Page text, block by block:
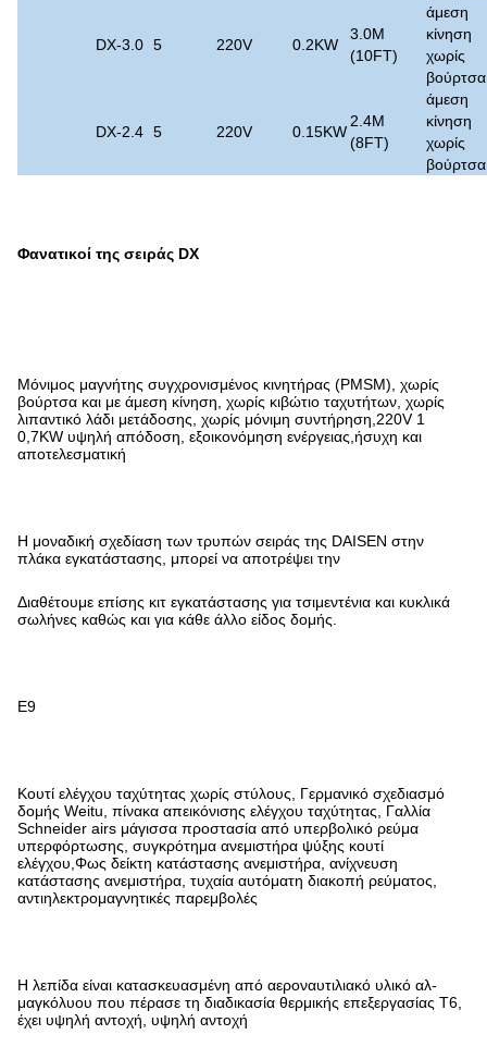
DX-3.0 5 220V 0.2KW
3.0M
(10FT)
άμεση
κίνηση
χωρίς
βούρτσα
DX-2.4 5 220V 0.15KW
2.4M
(8FT)
άμεση
κίνηση
χωρίς
βούρτσα
Φανατικοί της σειράς DX
Μόνιμος μαγνήτης συγχρονισμένος κινητήρας (PMSM), χωρίς
βούρτσα και με άμεση κίνηση, χωρίς κιβώτιο ταχυτήτων, χωρίς
λιπαντικό λάδι μετάδοσης, χωρίς μόνιμη συντήρηση,220V 1
0,7KW υψηλή απόδοση, εξοικονόμηση ενέργειας,ήσυχη και
αποτελεσματική
Η μοναδική σχεδίαση των τρυπών σειράς της DAISEN στην
πλάκα εγκατάστασης, μπορεί να αποτρέψει την
Διαθέτουμε επίσης κιτ εγκατάστασης για τσιμεντένια και κυκλικά
σωλήνες καθώς και για κάθε άλλο είδος δομής.
Ε9
Κουτί ελέγχου ταχύτητας χωρίς στύλους, Γερμανικό σχεδιασμό
δομής Weitu, πίνακα απεικόνισης ελέγχου ταχύτητας, Γαλλία
Schneider airs μάγισσα προστασία από υπερβολικό ρεύμα
υπερφόρτωσης, συγκρότημα ανεμιστήρα ψύξης κουτί
ελέγχου,Φως δείκτη κατάστασης ανεμιστήρα, ανίχνευση
κατάστασης ανεμιστήρα, τυχαία αυτόματη διακοπή ρεύματος,
αντιηλεκτρομαγνητικές παρεμβολές
Η λεπίδα είναι κατασκευασμένη από αεροναυτιλιακό υλικό αλ-
μαγκόλυου που πέρασε τη διαδικασία θερμικής επεξεργασίας T6,
έχει υψηλή αντοχή, υψηλή αντοχή